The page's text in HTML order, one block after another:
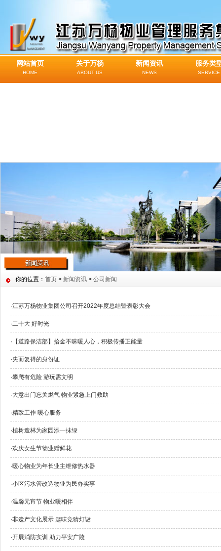
网站首页
HOME
关于万杨
ABOUT US
新闻资讯
NEWS
服务类
SERVICE
你的位置： 首页 > 新闻资讯 > 公司新闻
·江苏万杨物业集团公司召开2022年度总结暨表彰大会
·二十大 好时光
· 【道路保洁部】拾金不昧暖人心，积极传播正能量
·失而复得的身份证
·攀爬有危险 游玩需文明
·大意出门忘关燃气 物业紧急上门救助
·精致工作 暖心服务
·植树造林为家园添一抹绿
·欢庆女生节物业赠鲜花
·暖心物业为年长业主维修热水器
·小区污水管改造物业为民办实事
·温馨元宵节 物业暖相伴
·非遗产文化展示 趣味竞猜灯谜
·开展消防实训 助力平安广陵